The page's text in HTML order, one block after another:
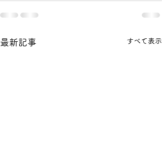
最新記事 すべて表示